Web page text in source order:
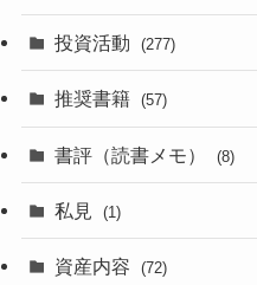
投資活動 (277)
推奨書籍 (57)
書評（読書メモ） (8)
私見 (1)
資産内容 (72)